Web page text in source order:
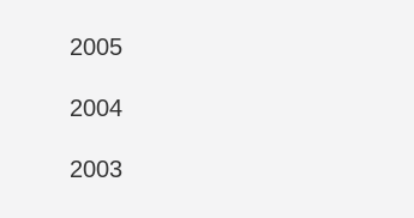
2005
2004
2003